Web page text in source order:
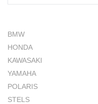
BMW
HONDA
KAWASAKI
YAMAHA
POLARIS
STELS